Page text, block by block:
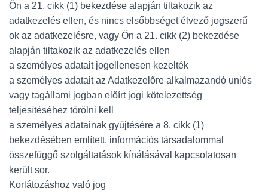
Ön a 21. cikk (1) bekezdése alapján tiltakozik az
adatkezelés ellen, és nincs elsőbbséget élvező jogszerű
ok az adatkezelésre, vagy Ön a 21. cikk (2) bekezdése
alapján tiltakozik az adatkezelés ellen
a személyes adatait jogellenesen kezelték
a személyes adatait az Adatkezelőre alkalmazandó uniós
vagy tagállami jogban előírt jogi kötelezettség
teljesítéséhez törölni kell
a személyes adatainak gyűjtésére a 8. cikk (1)
bekezdésében említett, információs társadalommal
összefüggő szolgáltatások kínálásával kapcsolatosan
került sor.
Korlátozáshoz való jog